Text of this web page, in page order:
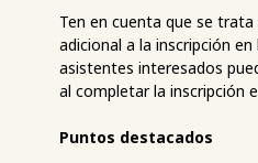
Ten en cuenta que se
adicional a la inscripción en
asistentes interesados
al completar la inscripción
Puntos destacados